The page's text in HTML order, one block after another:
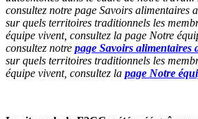
consultez notre page Savoirs alimentaires
sur quels territoires traditionnels les
équipe vivent, consultez la page Notre
consultez notre page Savoirs alimentaires
sur quels territoires traditionnels les
équipe vivent, consultez la page Notre